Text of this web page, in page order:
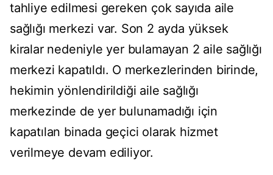
tahliye edilmesi gereken çok sayıda aile
sağlığı merkezi var. Son 2 ayda yüksek
kiralar nedeniyle yer bulamayan 2 aile sağlığı
merkezi kapatıldı. O merkezlerinden birinde,
hekimin yönlendirildiği aile sağlığı
merkezinde de yer bulunamadığı için
kapatılan binada geçici olarak hizmet
verilmeye devam ediliyor.